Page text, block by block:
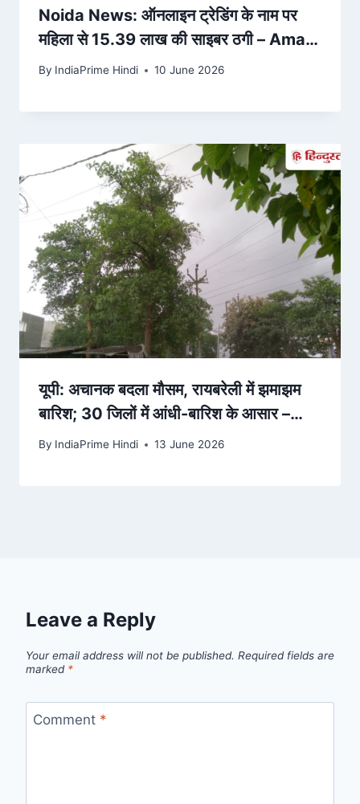
Noida News: ऑनलाइन ट्रेडिंग के नाम पर
महिला से 15.39 लाख की साइबर ठगी – Amar
Ujala
By IndiaPrime Hindi 10 June 2026
यूपी: अचानक बदला मौसम, रायबरेली में झमाझम
बारिश; 30 जिलों में आंधी-बारिश के आसार –
Hindustan Hindi News
By IndiaPrime Hindi 13 June 2026
Leave a Reply
Your email address will not be published. Required fields are
marked *
Comment *